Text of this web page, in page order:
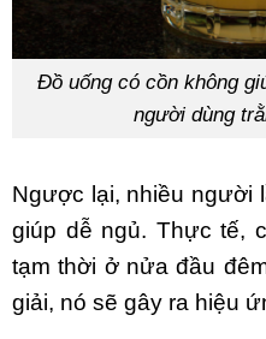
Đồ uống có cồn không
người dùng
Ngược lại, nhiều người
giúp dễ ngủ. Thực tế,
tạm thời ở nửa đầu
giải, nó sẽ gây ra hiệu